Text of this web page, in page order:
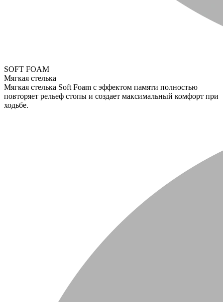
SOFT FOAM
Мягкая стелька
Мягкая стелька Soft Foam с эффектом памяти полностью
повторяет рельеф стопы и создает максимальный комфорт при
ходьбе.